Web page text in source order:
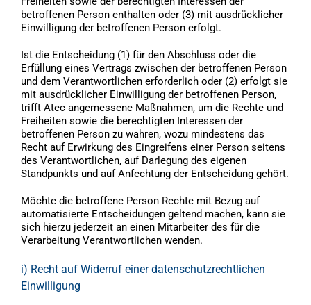
betroffenen Person enthalten oder (3) mit ausdrücklicher
Einwilligung der betroffenen Person erfolgt.
Ist die Entscheidung (1) für den Abschluss oder die
Erfüllung eines Vertrags zwischen der betroffenen Person
und dem Verantwortlichen erforderlich oder (2) erfolgt sie
mit ausdrücklicher Einwilligung der betroffenen Person,
trifft Atec angemessene Maßnahmen, um die Rechte und
Freiheiten sowie die berechtigten Interessen der
betroffenen Person zu wahren, wozu mindestens das
Recht auf Erwirkung des Eingreifens einer Person seitens
des Verantwortlichen, auf Darlegung des eigenen
Standpunkts und auf Anfechtung der Entscheidung gehört.
Möchte die betroffene Person Rechte mit Bezug auf
automatisierte Entscheidungen geltend machen, kann sie
sich hierzu jederzeit an einen Mitarbeiter des für die
Verarbeitung Verantwortlichen wenden.
i) Recht auf Widerruf einer datenschutzrechtlichen
Einwilligung